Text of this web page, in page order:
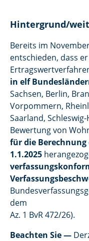
Hintergrund/
Bereits im
entschieden, dass
in elf
Sachsen, Berlin,
Vorpommern,
Saarland,
Bewertung von
für die
1.1.2025
dem
Az. 1 BvR 472/26).
Beachten Sie —